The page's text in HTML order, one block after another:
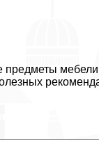
предметы